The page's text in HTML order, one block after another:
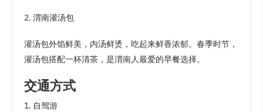
2. 渭南灌汤包
灌汤包外馅鲜美，内汤鲜烫，吃起来鲜香浓郁。春季时节，
灌汤包搭配一杯清茶，是渭南人最爱的早餐选择。
交通方式
1. 自驾游